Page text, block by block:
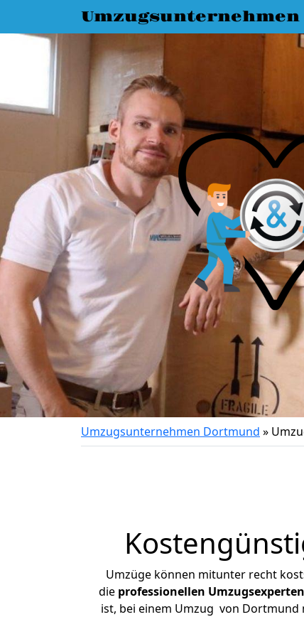
Umzugsunternehmen Dortmund »
Umzüge können mitunter recht
die professionellen Umzugsexperten
ist, bei einem Umzug von Dortmund